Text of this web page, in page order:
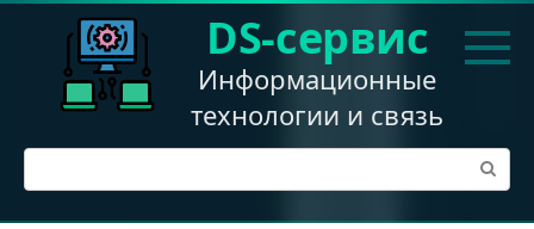
Перейти
DS-сервис
Информационные
технологии и связь
Поиск: